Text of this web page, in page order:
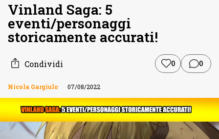
Vinland Saga: 5
eventi/personaggi
storicamente accurati!
Condividi 0 0
Nicola Gargiulo 07/08/2022